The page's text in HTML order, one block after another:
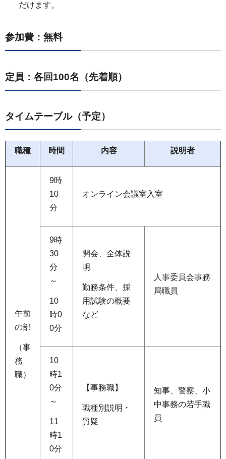
だけます。
参加費：無料
定員：各回100名（先着順）
タイムテーブル（予定）
職種 時間 内容 説明者
午前
の部
（事
務
職）
9時
10
分
オンライン会議室入室
9時
30
分
～
10
時0
0分
開会、全体説
明
勤務条件、採
用試験の概要
など
人事委員会事務
局職員
10
時1
0分
～
11
時1
0分
【事務職】
職種別説明・
質疑
知事、警察、小
中事務の若手職
員